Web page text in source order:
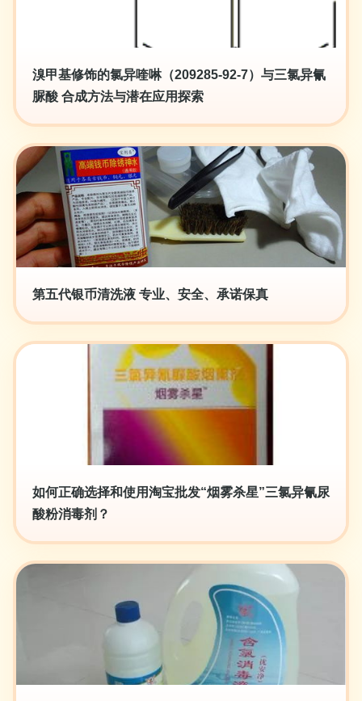
溴甲基修饰的氯异喹啉（209285-92-7）与三氯异氰
脲酸 合成方法与潜在应用探索
第五代银币清洗液 专业、安全、承诺保真
如何正确选择和使用淘宝批发“烟雾杀星”三氯异氰尿
酸粉消毒剂？